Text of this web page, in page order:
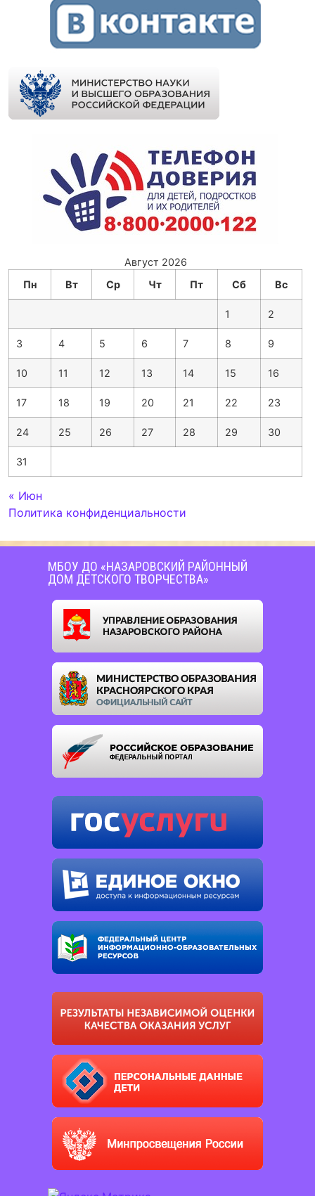
Август 2026
Пн
Вт Ср Чт Пт Сб Вс
1 2
3 4 5 6 7 8 9
10 11 12 13 14 15 16
17 18 19 20 21 22 23
24 25 26 27 28 29 30
31
« Июн
Политика конфиденциальности
МБОУ ДО «НАЗАРОВСКИЙ РАЙОННЫЙ
ДОМ ДЕТСКОГО ТВОРЧЕСТВА»